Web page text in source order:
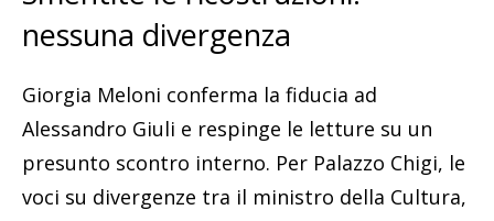
nessuna divergenza
Giorgia Meloni conferma la fiducia ad
Alessandro Giuli e respinge le letture su un
presunto scontro interno. Per Palazzo Chigi, le
voci su divergenze tra il ministro della Cultura,